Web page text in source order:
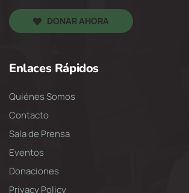
DONAR AHORA
Enlaces Rápidos
Quiénes Somos
Contacto
Sala de Prensa
Eventos
Donaciones
Privacy Policy